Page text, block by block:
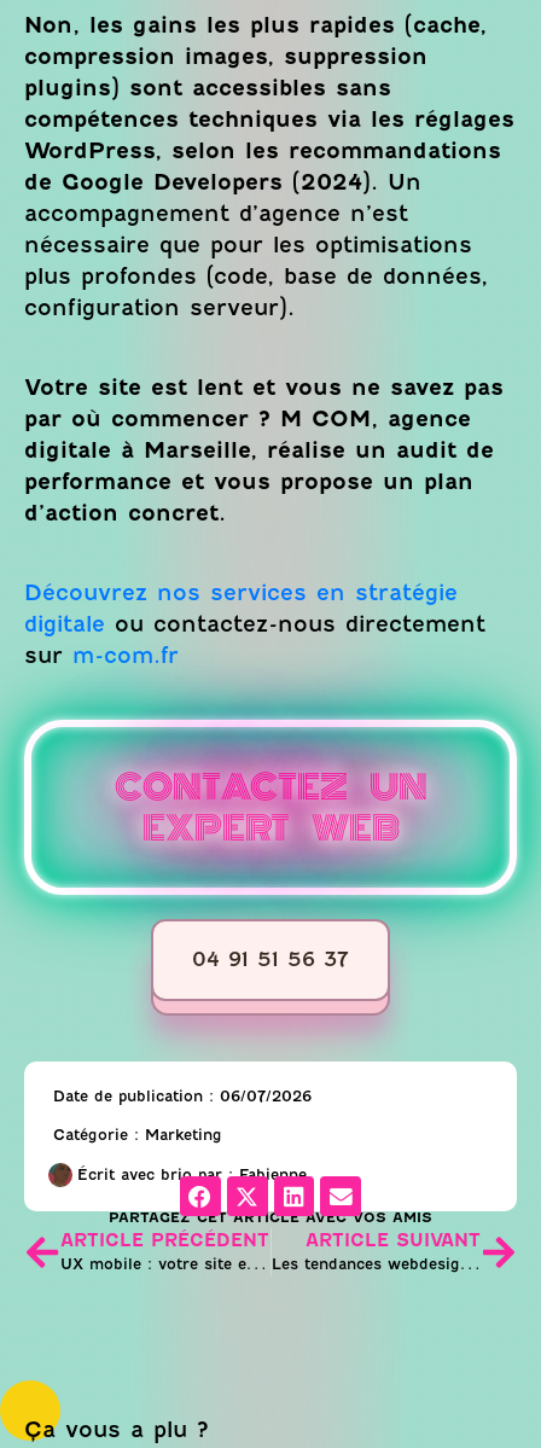
Non, les gains les plus rapides (cache,
compression images, suppression
plugins) sont accessibles sans
compétences techniques via les réglages
WordPress, selon les recommandations
de Google Developers (2024). Un
accompagnement d’agence n’est
nécessaire que pour les optimisations
plus profondes (code, base de données,
configuration serveur).
Votre site est lent et vous ne savez pas
par où commencer ? M COM, agence
digitale à Marseille, réalise un audit de
performance et vous propose un plan
d’action concret.
Découvrez nos services en stratégie
digitale ou contactez-nous directement
sur m-com.fr
CONTACTEZ UN
EXPERT WEB
04 91 51 56 37
Date de publication : 06/07/2026
Catégorie : Marketing
Écrit avec brio par :Fabienne
PARTAGEZ CET ARTICLE AVEC VOS AMIS
ARTICLE PRÉCÉDENT
UX mobile : votre site est-il vraiment utilisable sur smartphone ?
ARTICLE SUIVANT
Les tendances webdesign 2026 qui comptent vraiment
Ça vous a plu ?